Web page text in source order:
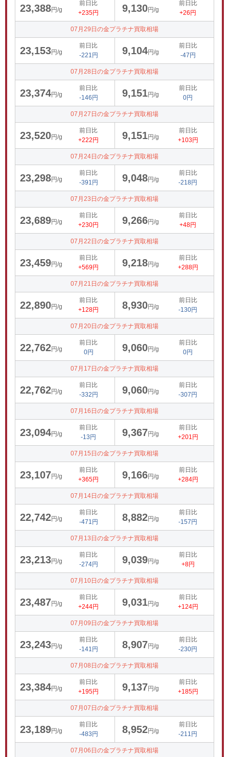
23,388円/g
前日比
+235円
9,130円/g
前日比
+26円
07月29日の金プラチナ買取相場
23,153円/g
前日比
-221円
9,104円/g
前日比
-47円
07月28日の金プラチナ買取相場
23,374円/g
前日比
-146円
9,151円/g
前日比
0円
07月27日の金プラチナ買取相場
23,520円/g
前日比
+222円
9,151円/g
前日比
+103円
07月24日の金プラチナ買取相場
23,298円/g
前日比
-391円
9,048円/g
前日比
-218円
07月23日の金プラチナ買取相場
23,689円/g
前日比
+230円
9,266円/g
前日比
+48円
07月22日の金プラチナ買取相場
23,459円/g
前日比
+569円
9,218円/g
前日比
+288円
07月21日の金プラチナ買取相場
22,890円/g
前日比
+128円
8,930円/g
前日比
-130円
07月20日の金プラチナ買取相場
22,762円/g
前日比
0円
9,060円/g
前日比
0円
07月17日の金プラチナ買取相場
22,762円/g
前日比
-332円
9,060円/g
前日比
-307円
07月16日の金プラチナ買取相場
23,094円/g
前日比
-13円
9,367円/g
前日比
+201円
07月15日の金プラチナ買取相場
23,107円/g
前日比
+365円
9,166円/g
前日比
+284円
07月14日の金プラチナ買取相場
22,742円/g
前日比
-471円
8,882円/g
前日比
-157円
07月13日の金プラチナ買取相場
23,213円/g
前日比
-274円
9,039円/g
前日比
+8円
07月10日の金プラチナ買取相場
23,487円/g
前日比
+244円
9,031円/g
前日比
+124円
07月09日の金プラチナ買取相場
23,243円/g
前日比
-141円
8,907円/g
前日比
-230円
07月08日の金プラチナ買取相場
23,384円/g
前日比
+195円
9,137円/g
前日比
+185円
07月07日の金プラチナ買取相場
23,189円/g
前日比
-483円
8,952円/g
前日比
-211円
07月06日の金プラチナ買取相場